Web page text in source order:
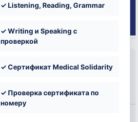
✓ Listening, Reading, Grammar
✓ Writing и Speaking с
проверкой
✓ Сертификат Medical Solidarity
✓ Проверка сертификата по
номеру